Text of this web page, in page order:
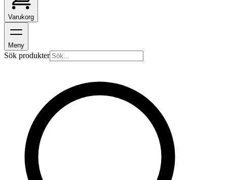
Varukorg
Meny
Sök produkter